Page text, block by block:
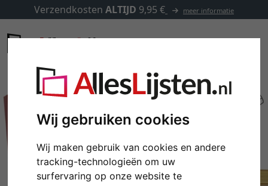
Wij gebruiken cookies
Wij maken gebruik van cookies en andere
tracking-technologieën om uw
surfervaring op onze website te
Verzendkosten ALTIJD 9,95 € meer informatie